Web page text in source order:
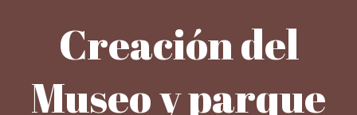
Creación del
Museo y parque